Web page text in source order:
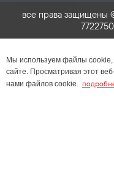
все права защищены
Мы используем файлы
сайте. Просматривая этот
нами файлов cookie.